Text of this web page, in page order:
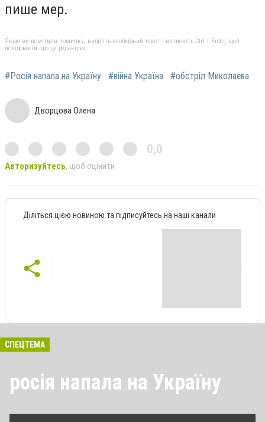
пише мер.
Якщо ви помітили помилку, виділіть необхідний текст і натисніть Ctrl + Enter, щоб
повідомити про це редакцію
#Росія напала на Україну #війна Україна #обстріл Миколаєва
Дворцова Олена
0,0
Авторизуйтесь, щоб оцінити
Діліться цією новиною та підписуйтесь на наші канали
СПЕЦТЕМА
росія напала на Україну